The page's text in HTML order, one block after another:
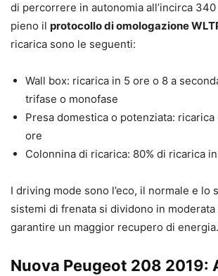
di percorrere in autonomia all’incirca
pieno il protocollo di omologazione
ricarica sono le seguenti:
Wall box: ricarica in 5 ore o 8 a
trifase o monofase
Presa domestica o potenziata: ricarica
ore
Colonnina di ricarica: 80% di ricarica
I driving mode sono l’eco, il normale e lo
sistemi di frenata si dividono in
garantire un maggior recupero di energia.
Nuova Peugeot 208 2019: